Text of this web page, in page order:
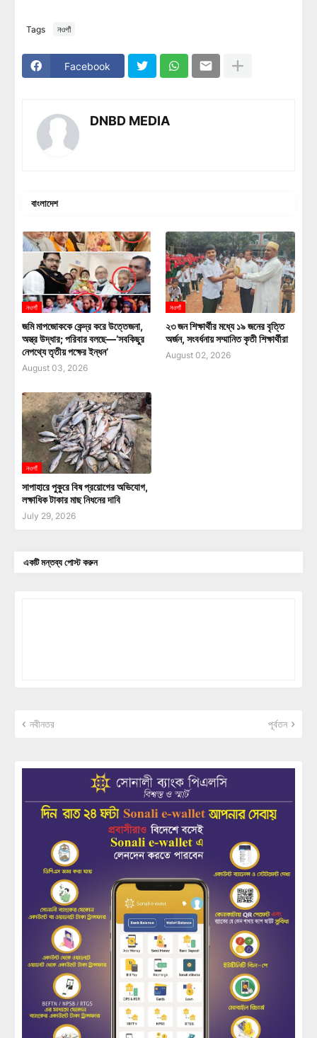
Tags নওগাঁ
Facebook
DNBD MEDIA
বাংলাদেশ
নওগাঁ
জমি মাপজোককে কেন্দ্র করে উত্তেজনা,
অস্ত্র উদ্ধার; পরিবার বলছে—‘সবকিছুর
নেপথ্যে তৃতীয় পক্ষের ইন্ধন’
August 03, 2026
নওগাঁ
২৩ জন শিক্ষার্থীর মধ্যে ১৯ জনের বৃত্তি
অর্জন, সংবর্ধনায় সম্মানিত কৃতী শিক্ষার্থীরা
August 02, 2026
নওগাঁ
সাপাহারে পুকুরে বিষ প্রয়োগের অভিযোগ,
লক্ষাধিক টাকার মাছ নিধনের দাবি
July 29, 2026
একটি মন্তব্য পোস্ট করুন
নবীনতর পূর্বতন